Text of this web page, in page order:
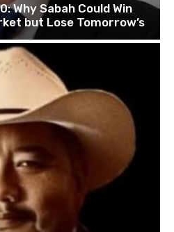
Why Sabah Could Win
but Lose Tomorrow’s